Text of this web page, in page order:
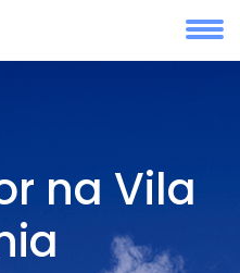
na Vila